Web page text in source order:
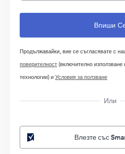
Продължавайки, вие се съгласявате с
поверителност(включително използване
технологии) иУсловия за ползване
Или
Влезте със